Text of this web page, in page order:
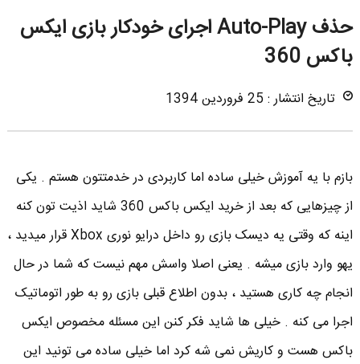
حذف Auto-Play اجرای خودکار بازی ایکس
باکس 360
تاریخ انتشار : 25 فروردین 1394
بازم با یه آموزش خیلی ساده اما کاربردی در خدمتتون هستم . یکی
از چیزهایی که بعد از خرید ایکس باکس 360 شاید اذیت تون کنه
اینه که وقتی یه دیسک بازی رو داخل درایو نوری Xbox قرار میدید ،
یهو وارد بازی میشه . یعنی اصلا واسش مهم نیست که شما در حال
انجام چه کاری هستید ، بدون اطلاع قبلی بازی رو به طور اتوماتیک
اجرا می کنه . خیلی ها شاید فکر کنن این مسئله مخصوص ایکس
باکس هست و کاریش نمی شه کرد اما خیلی ساده می تونید این